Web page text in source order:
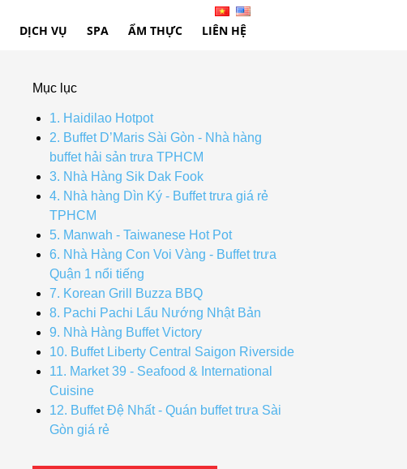
DỊCH VỤ SPA ẨM THỰC LIÊN HỆ
Mục lục
1. Haidilao Hotpot
2. Buffet D’Maris Sài Gòn - Nhà hàng
buffet hải sản trưa TPHCM
3. Nhà Hàng Sik Dak Fook
4. Nhà hàng Dìn Ký - Buffet trưa giá rẻ
TPHCM
5. Manwah - Taiwanese Hot Pot
6. Nhà Hàng Con Voi Vàng - Buffet trưa
Quận 1 nổi tiếng
7. Korean Grill Buzza BBQ
8. Pachi Pachi Lẩu Nướng Nhật Bản
9. Nhà Hàng Buffet Victory
10. Buffet Liberty Central Saigon Riverside
11. Market 39 - Seafood & International
Cuisine
12. Buffet Đệ Nhất - Quán buffet trưa Sài
Gòn giá rẻ